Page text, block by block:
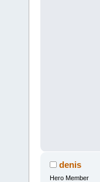
denis
Hero Member